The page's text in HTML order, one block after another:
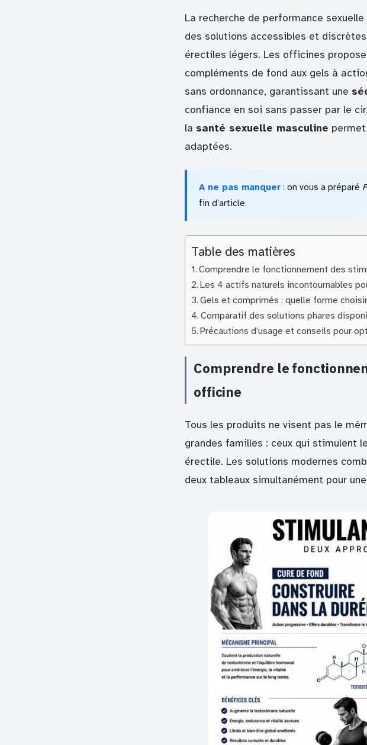
La recherche de performance
des solutions accessibles et
érectiles légers. Les officines
compléments de fond aux gels à
sans ordonnance, garantissant une
confiance en soi sans passer par le
la santé sexuelle masculine
adaptées.
A ne pas manquer : on vous a préparé
fin d’article.
Table des matières
Comprendre le fonctionnement des
Les 4 actifs naturels incontournables
Gels et comprimés : quelle forme
Comparatif des solutions phares
Précautions d’usage et conseils pour
Comprendre le
officine
Tous les produits ne visent pas le
grandes familles : ceux qui stimulent
érectile. Les solutions modernes
deux tableaux simultanément pour